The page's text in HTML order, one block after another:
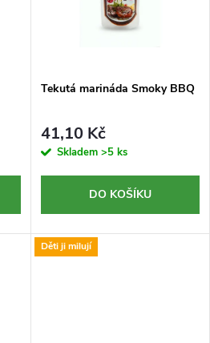
Tekutá marináda Smoky BBQ
41,10 Kč
Skladem >5 ks
DO KOŠÍKU
Děti ji milují